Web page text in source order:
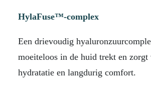
HylaFuse™-complex
Een drievoudig
moeiteloos in de huid trekt en
hydratatie en langdurig comfort.